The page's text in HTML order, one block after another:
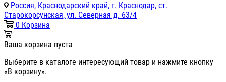
Россия, Краснодарский край, г. Краснодар, ст.
Старокорсунская, ул. Северная д. 63/4
0 Корзина
Ваша корзина пуста
Выберите в каталоге интересующий товар и нажмите кнопку
«В корзину».